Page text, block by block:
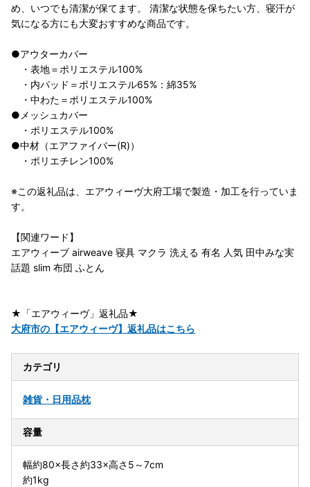
め、いつでも清潔が保てます。 清潔な状態を保ちたい方、寝汗が
気になる方にも大変おすすめな商品です。
●アウターカバー
・表地＝ポリエステル100%
・内パッド＝ポリエステル65%：綿35%
・中わた＝ポリエステル100%
●メッシュカバー
・ポリエステル100%
●中材（エアファイバー(R)）
・ポリエチレン100%
※この返礼品は、エアウィーヴ大府工場で製造・加工を行っていま
す。
【関連ワード】
エアウィーブ airweave 寝具 マクラ 洗える 有名 人気 田中みな実
話題 slim 布団 ふとん
★「エアウィーヴ」返礼品★
大府市の【エアウィーヴ】返礼品はこちら
カテゴリ
雑貨・日用品枕
容量
幅約80×長さ約33×高さ5～7cm
約1kg